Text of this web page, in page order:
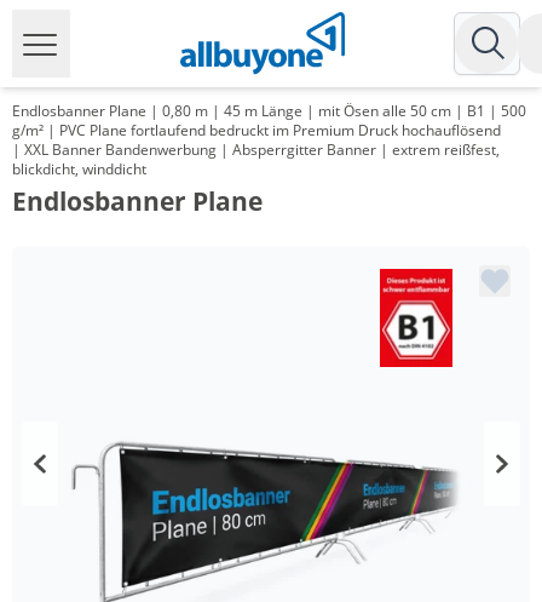
Endlosbanner Plane | 0,80 m | 45 m Länge | mit Ösen alle 50 cm | B1 | 500
g/m² | PVC Plane fortlaufend bedruckt im Premium Druck hochauflösend
| XXL Banner Bandenwerbung | Absperrgitter Banner | extrem reißfest,
blickdicht, winddicht
Endlosbanner Plane